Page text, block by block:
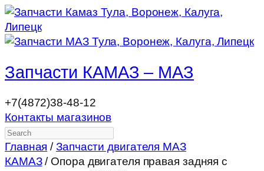
Запчасти КАМАЗ – МАЗ
+7(4872)38-48-12
Контакты магазинов
Search
Главная /Запчасти двигателя МАЗ
КАМАЗ/ Опора двигателя правая задняя с